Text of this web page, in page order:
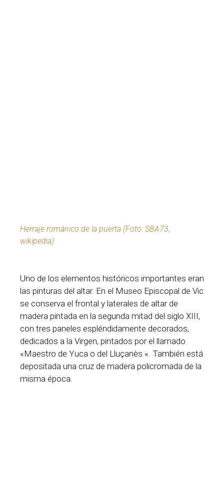
Herraje románico de la puerta (Foto: SBA73,
wikipedia)
Uno de los elementos históricos importantes eran
las pinturas del altar. En el Museo Episcopal de Vic
se conserva el frontal y laterales de altar de
madera pintada en la segunda mitad del siglo XIII,
con tres paneles espléndidamente decorados,
dedicados a la Virgen, pintados por el llamado
«Maestro de Yuca o del Lluçanès «. También está
depositada una cruz de madera policromada de la
misma época.